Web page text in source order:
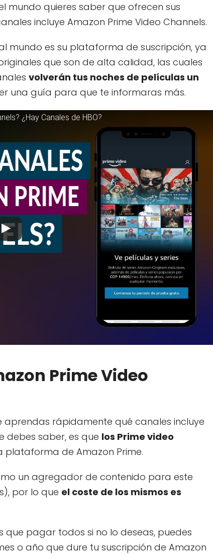
mundo quieres saber que ofrecen sus
incluye Amazon Prime Video Channels.
mundo es su plataforma de suscripción, ya
que son de alta calidad, las cuales
volverán tus noches de películas un
una guía para que te informaras más.
¿Hay Canales de HBO?
Prime Video
rápidamente qué canales incluye
debes saber, es que los Prime video
plataforma de Amazon Prime.
un agregador de contenido para este
por lo que el coste de los mismos es
que pagar todos si no lo deseas, puedes
o año que dure tu suscripción de Amazon